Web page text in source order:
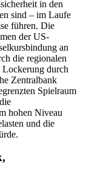
in den
sind – im Laufe
führen. Die
der US-
an
die regionalen
durch
Zentralbank
Spielraum
hohen Niveau
und die